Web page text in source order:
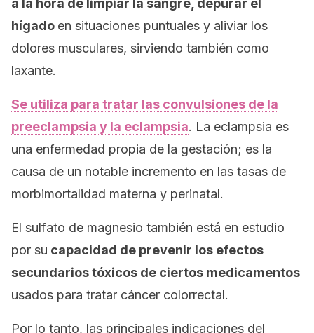
a la hora de limpiar la sangre, depurar el
hígado en situaciones puntuales y aliviar los
dolores musculares, sirviendo también como
laxante.
Se utiliza para tratar las convulsiones de la
preeclampsia y la eclampsia. La eclampsia es
una enfermedad propia de la gestación; es la
causa de un notable incremento en las tasas de
morbimortalidad materna y perinatal.
El sulfato de magnesio también está en estudio
por su capacidad de prevenir los efectos
secundarios tóxicos de ciertos medicamentos
usados para tratar cáncer colorrectal.
Por lo tanto, las principales indicaciones del